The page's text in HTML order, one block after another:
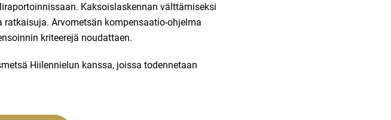
Kaksoislaskennan välttämiseksi
Arvometsän kompensaatio-ohjelma
kriteerejä noudattaen.
Hiilennielun kanssa, joissa todennetaan